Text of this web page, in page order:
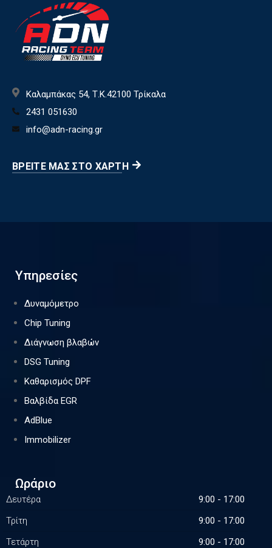
Καλαμπάκας 54, Τ.Κ.42100 Τρίκαλα
2431 051630
info@adn-racing.gr
ΒΡΕΊΤΕ ΜΑΣ ΣΤΟ ΧΆΡΤΗ
Υπηρεσίες
Δυναμόμετρο
Chip Tuning
Διάγνωση βλαβών
DSG Tuning
Καθαρισμός DPF
Βαλβίδα EGR
AdBlue
Immobilizer
Ωράριο
Δευτέρα
9:00 - 17:00
Τρίτη
9:00 - 17:00
Τετάρτη
9:00 - 17:00